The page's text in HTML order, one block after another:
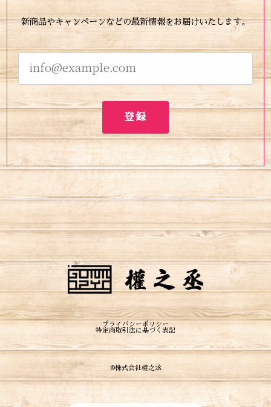
新商品やキャンペーンなどの最新情報をお届けいたします。
登録
プライバシーポリシー
特定商取引法に基づく表記
©︎株式会社權之丞